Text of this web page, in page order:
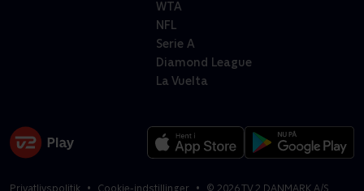
WTA
NFL
Serie A
Diamond League
La Vuelta